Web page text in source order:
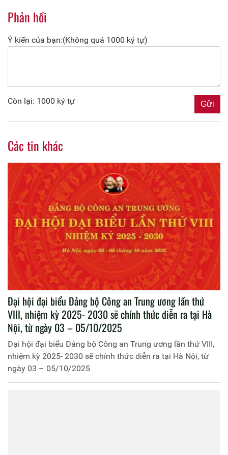
Phản hồi
Ý kiến của bạn:(Không quá 1000 ký tự)
Còn lại: 1000 ký tự
Các tin khác
Đại hội đại biểu Đảng bộ Công an Trung ương lần thứ
VIII, nhiệm kỳ 2025- 2030 sẽ chính thức diễn ra tại Hà
Nội, từ ngày 03 – 05/10/2025
Đại hội đại biểu Đảng bộ Công an Trung ương lần thứ VIII,
nhiệm kỳ 2025- 2030 sẽ chính thức diễn ra tại Hà Nội, từ
ngày 03 – 05/10/2025